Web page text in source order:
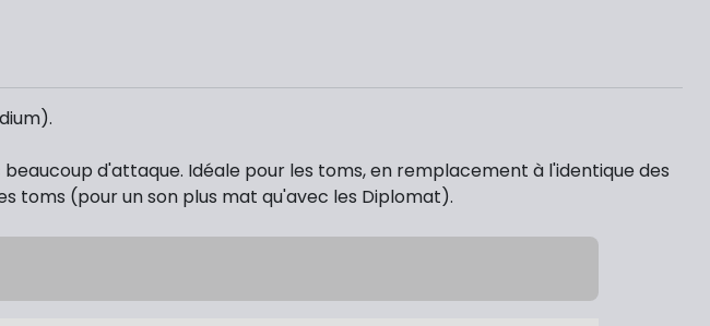
d'attaque. Idéale pour les toms, en remplacement à l'identique des
toms (pour un son plus mat qu'avec les Diplomat).